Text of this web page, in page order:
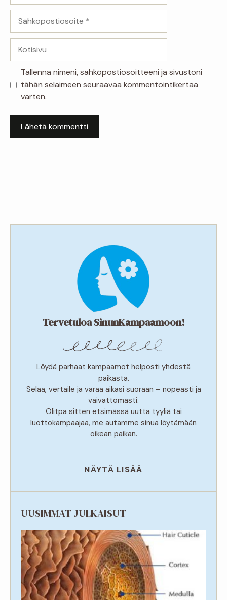
Tallenna nimeni, sähköpostiosoitteeni ja sivustoni
tähän selaimeen seuraavaa kommentointikertaa
varten.
Tervetuloa SinunKampaamoon!
Löydä parhaat kampaamot helposti yhdestä
paikasta.
Selaa, vertaile ja varaa aikasi suoraan – nopeasti ja
vaivattomasti.
Olitpa sitten etsimässä uutta tyyliä tai
luottokampaajaa, me autamme sinua löytämään
oikean paikan.
NÄYTÄ LISÄÄ
UUSIMMAT JULKAISUT